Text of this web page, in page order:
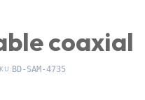
coaxial
BD-SAM-4735